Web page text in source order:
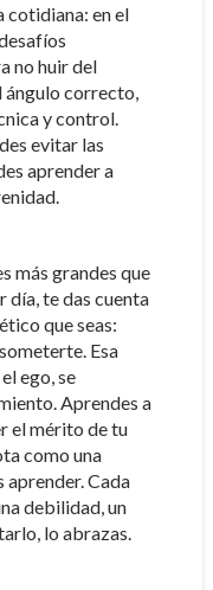
cotidiana: en el
no huir del
correcto,
y control.
evitar las
aprender a
más grandes que
día, te das cuenta
que seas:
Esa
ego, se
Aprendes a
el mérito de tu
como una
aprender. Cada
debilidad, un
lo abrazas.